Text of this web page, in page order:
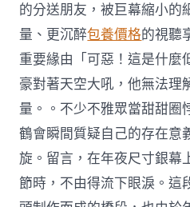
的分送朋友，被巨幕縮小的
量、更沉醉包養價格的視聽
重要緣由「可惡！這是什麼
豪對著天空大吼，他無法理
量。。不少不雅眾當甜甜圈
鶴會瞬間質疑自己的存在意
旋。留言，在年夜尺寸銀幕
節時，不由得流下眼淚。這